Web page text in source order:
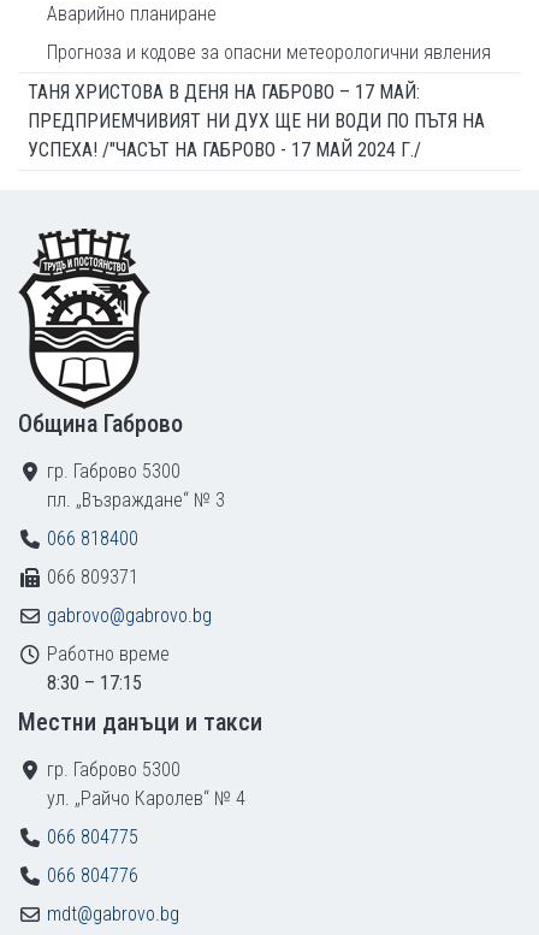
Аварийно планиране
Прогноза и кодове за опасни метеорологични явления
ТАНЯ ХРИСТОВА В ДЕНЯ НА ГАБРОВО – 17 МАЙ:
ПРЕДПРИЕМЧИВИЯТ НИ ДУХ ЩЕ НИ ВОДИ ПО ПЪТЯ НА
УСПЕХА! /"ЧАСЪТ НА ГАБРОВО - 17 МАЙ 2024 Г./
Footer
Община Габрово
гр. Габрово 5300
пл. „Възраждане“ № 3
066 818400
066 809371
gabrovo@gabrovo.bg
Работно време
8:30 – 17:15
Местни данъци и такси
гр. Габрово 5300
ул. „Райчо Каролев“ № 4
066 804775
066 804776
mdt@gabrovo.bg